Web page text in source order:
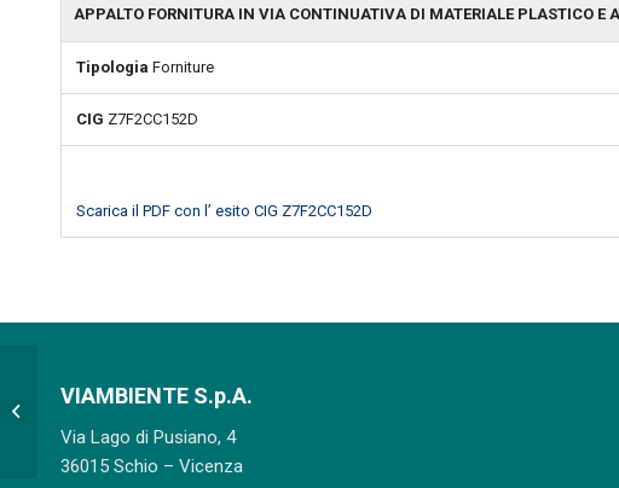
APPALTO FORNITURA IN VIA CONTINUATIVA DI MATERIALE PLASTICO
Tipologia Forniture
CIG Z7F2CC152D
Scarica il PDF con l’ esito CIG Z7F2CC152D
VIAMBIENTE S.p.A.
Via Lago di Pusiano, 4
36015 Schio – Vicenza
Appalto fornitura di un’autovettura ad
uso aziendale e contestuale
cessione...